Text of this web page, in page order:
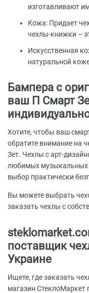
изготавливают
Кожа: Придает
чехлы-книжки –
Искусственная
натуральной
Бампера с
ваш П Смарт
Хотите, чтобы ваш
обратите внимание на
Зет. Чехлы с арт-
любимых музыкальных
выбор практически
Вы можете выбрать
заказать чехлы с
поставщик
Украине
Ищете, где заказать
магазин СтеклоМаркет